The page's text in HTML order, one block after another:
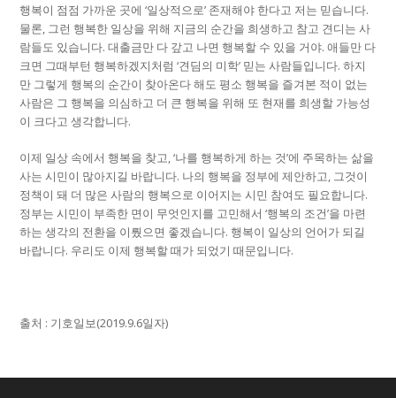
행복이 점점 가까운 곳에 ‘일상적으로’ 존재해야 한다고 저는 믿습니다.
물론, 그런 행복한 일상을 위해 지금의 순간을 희생하고 참고 견디는 사
람들도 있습니다. 대출금만 다 갚고 나면 행복할 수 있을 거야. 애들만 다
크면 그때부턴 행복하겠지처럼 ‘견딤의 미학’ 믿는 사람들입니다. 하지
만 그렇게 행복의 순간이 찾아온다 해도 평소 행복을 즐겨본 적이 없는
사람은 그 행복을 의심하고 더 큰 행복을 위해 또 현재를 희생할 가능성
이 크다고 생각합니다.
이제 일상 속에서 행복을 찾고, ‘나를 행복하게 하는 것’에 주목하는 삶을
사는 시민이 많아지길 바랍니다. 나의 행복을 정부에 제안하고, 그것이
정책이 돼 더 많은 사람의 행복으로 이어지는 시민 참여도 필요합니다.
정부는 시민이 부족한 면이 무엇인지를 고민해서 ‘행복의 조건’을 마련
하는 생각의 전환을 이뤘으면 좋겠습니다. 행복이 일상의 언어가 되길
바랍니다. 우리도 이제 행복할 때가 되었기 때문입니다.
출처 : 기호일보(2019.9.6일자)